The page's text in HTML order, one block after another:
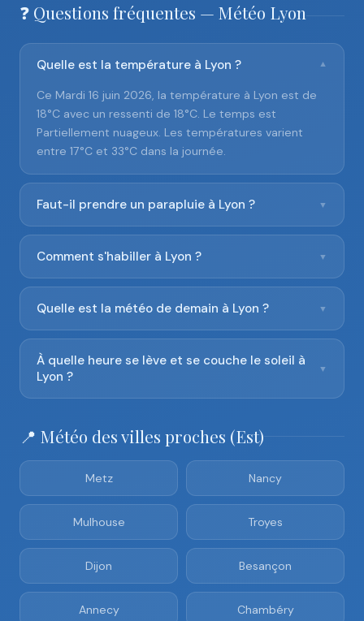
❓ Questions fréquentes — Météo Lyon
Quelle est la température à Lyon ? ▼
Ce Mardi 16 juin 2026, la température à Lyon est de
18°C avec un ressenti de 18°C. Le temps est
Partiellement nuageux. Les températures varient
entre 17°C et 33°C dans la journée.
Faut-il prendre un parapluie à Lyon ? ▼
Comment s'habiller à Lyon ? ▼
Quelle est la météo de demain à Lyon ? ▼
À quelle heure se lève et se couche le soleil à
Lyon ?
▼
📍 Météo des villes proches (Est)
Metz Nancy
Mulhouse Troyes
Dijon Besançon
Annecy Chambéry